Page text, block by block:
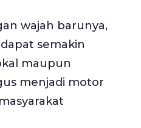
wajah barunya,
semakin
maupun
menjadi motor